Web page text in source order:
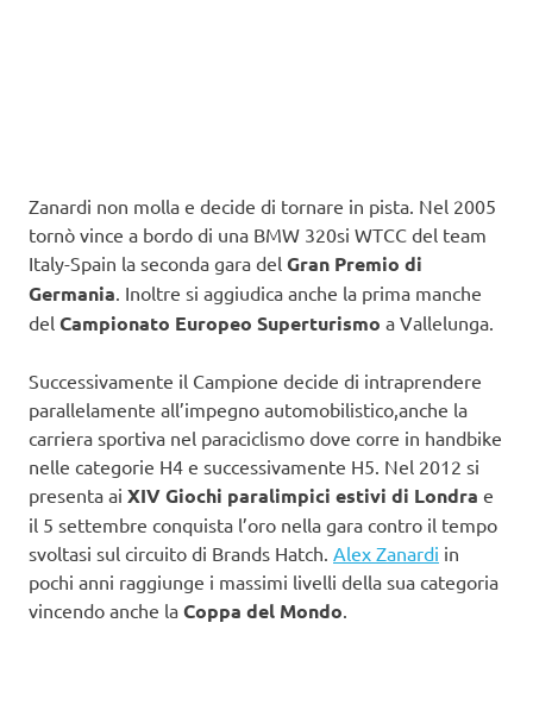
Zanardi non molla e decide di tornare in pista. Nel 2005
tornò vince a bordo di una BMW 320si WTCC del team
Italy-Spain la seconda gara del Gran Premio di
Germania . Inoltre si aggiudica anche la prima manche
del Campionato Europeo Superturismo a Vallelunga.
Successivamente il Campione decide di intraprendere
parallelamente all’impegno automobilistico,anche la
carriera sportiva nel paraciclismo dove corre in handbike
nelle categorie H4 e successivamente H5. Nel 2012 si
presenta ai XIV Giochi paralimpici estivi di Londra e
il 5 settembre conquista l’oro nella gara contro il tempo
svoltasi sul circuito di Brands Hatch. Alex Zanardi in
pochi anni raggiunge i massimi livelli della sua categoria
vincendo anche la Coppa del Mondo